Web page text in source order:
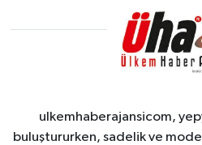
ulkemhaberajansicom,
buluştururken, sadelik ve